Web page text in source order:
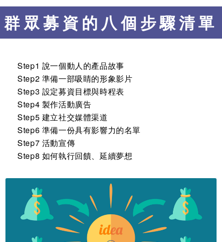
群眾募資的八個步驟清單
Step1 說一個動人的產品故事
Step2 準備一部吸睛的形象影片
Step3 設定募資目標與時程表
Step4 製作活動廣告
Step5 建立社交媒體渠道
Step6 準備一份具有影響力的名單
Step7 活動宣傳
Step8 如何執行回饋、延續夢想